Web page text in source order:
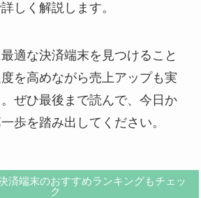
しく解説します。
適な決済端末を見つけること
を高めながら売上アップも実
ぜひ最後まで読んで、今日か
歩を踏み出してください。
済端末のおすすめランキングもチェッ
ク